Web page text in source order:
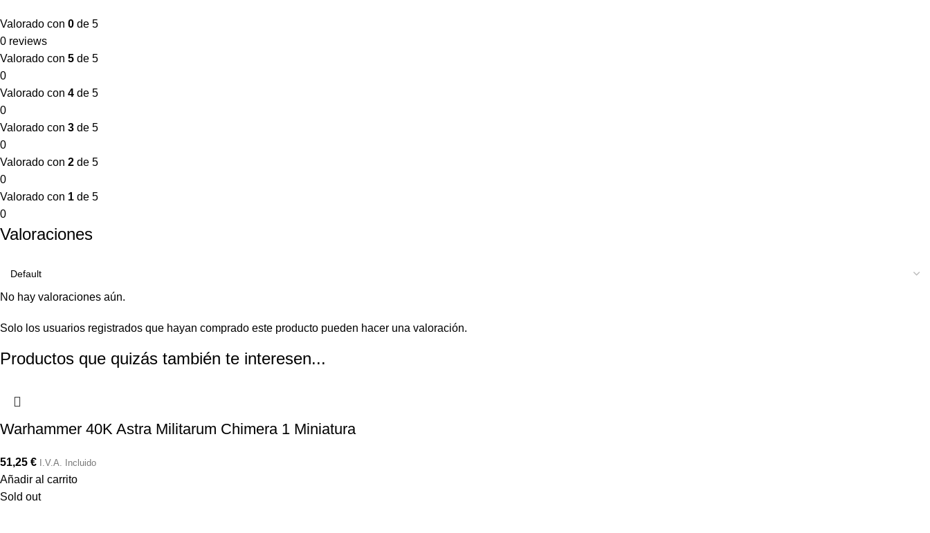
Valorado con 0 de 5
0 reviews
Valorado con 5 de 5
0
Valorado con 4 de 5
0
Valorado con 3 de 5
0
Valorado con 2 de 5
0
Valorado con 1 de 5
0
Valoraciones
No hay valoraciones aún.
Solo los usuarios registrados que hayan comprado este producto pueden hacer una valoración.
Productos que quizás también te interesen...
Warhammer 40K Astra Militarum Chimera 1 Miniatura
51,25 € I.V.A. Incluido
Añadir al carrito
Sold out